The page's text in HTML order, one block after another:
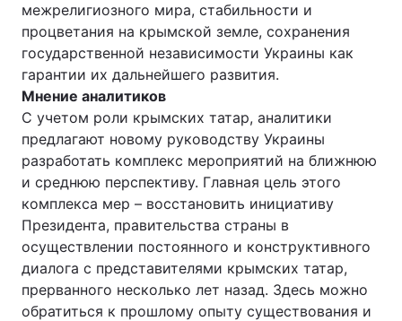
межрелигиозного мира, стабильности и
процветания на крымской земле, сохранения
государственной независимости Украины как
гарантии их дальнейшего развития.
Мнение аналитиков
С учетом роли крымских татар, аналитики
предлагают новому руководству Украины
разработать комплекс мероприятий на ближнюю
и среднюю перспективу. Главная цель этого
комплекса мер – восстановить инициативу
Президента, правительства страны в
осуществлении постоянного и конструктивного
диалога с представителями крымских татар,
прерванного несколько лет назад. Здесь можно
обратиться к прошлому опыту существования и